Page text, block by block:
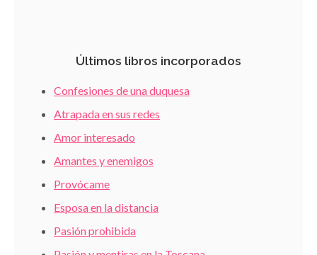
Últimos libros incorporados
Confesiones de una duquesa
Atrapada en sus redes
Amor interesado
Amantes y enemigos
Provócame
Esposa en la distancia
Pasión prohibida